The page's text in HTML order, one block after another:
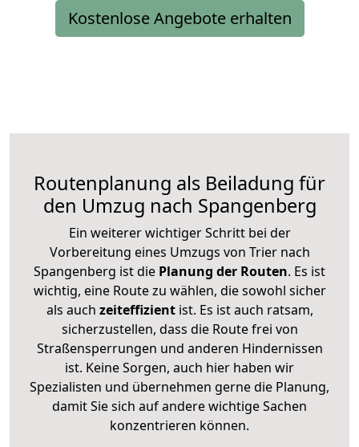
Kostenlose Angebote erhalten
Routenplanung als Beiladung für
den Umzug nach Spangenberg
Ein weiterer wichtiger Schritt bei der
Vorbereitung eines Umzugs von Trier nach
Spangenberg ist die Planung der Routen. Es ist
wichtig, eine Route zu wählen, die sowohl sicher
als auch zeiteffizientist. Es ist auch ratsam,
sicherzustellen, dass die Route frei von
Straßensperrungen und anderen Hindernissen
ist. Keine Sorgen, auch hier haben wir
Spezialisten und übernehmen gerne die Planung,
damit Sie sich auf andere wichtige Sachen
konzentrieren können.